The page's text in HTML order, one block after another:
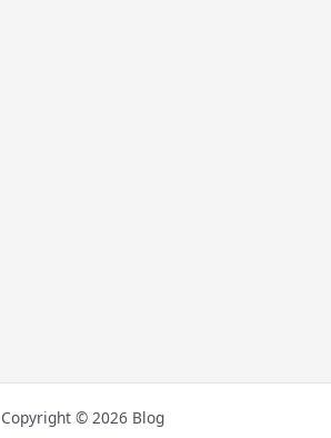
Copyright © 2026 Blog